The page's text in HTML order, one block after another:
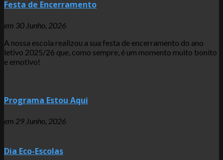
Festa de Encerramento
em 30 Junho, 2026
A nossa escola realizou a sua festa de encerramento do ano
letivo 2025/26 que, como sempre, é um momento muito bonito
e emotivo!
Programa Estou Aqui
em 29 Junho, 2026
Dia Eco-Escolas